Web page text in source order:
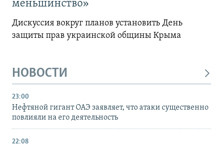
меньшинство»
Дискуссия вокруг планов установить День
защиты прав украинской общины Крыма
НОВОСТИ
23:00
Нефтяной гигант ОАЭ заявляет, что атаки существенно
повлияли на его деятельность
22:08